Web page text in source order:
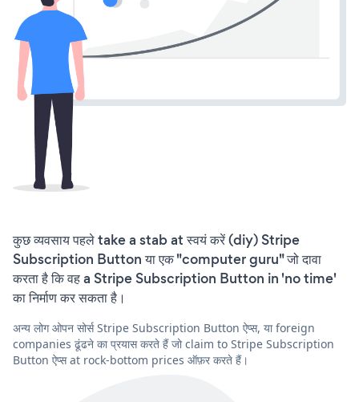
कुछ व्यवसाय पहले take a stab at स्वयं करें (diy) Stripe
Subscription Button या एक "computer guru" जो दावा
करता है कि वह a Stripe Subscription Button in 'no time'
का निर्माण कर सकता है।
अन्य लोग ओपन सोर्स Stripe Subscription Button ऐप्स, या foreign
companies ढूंढने का प्रयास करते हैं जो claim to Stripe Subscription
Button ऐप्स at rock-bottom prices ऑफ़र करते हैं।